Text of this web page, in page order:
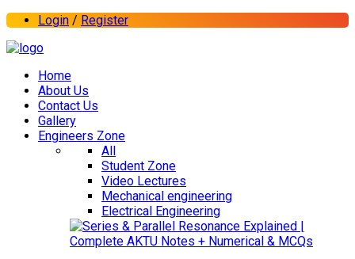
Login / Register
Home
About Us
Contact Us
Gallery
Engineers Zone
All
Student Zone
Video Lectures
Mechanical engineering
Electrical Engineering